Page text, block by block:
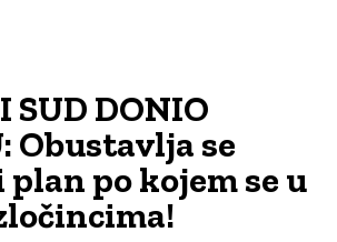
SUD DONIO
Obustavlja se
po kojem se u